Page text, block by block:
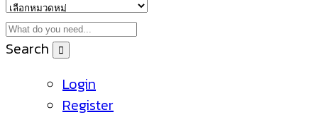
Search
Login
Register